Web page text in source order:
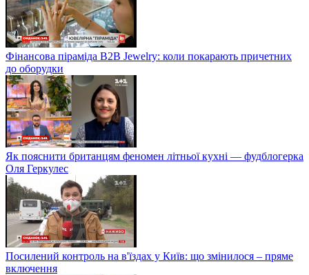
Фінансова піраміда B2B Jewelry: коли покарають причетних
до оборудки
Як пояснити британцям феномен літньої кухні — фудблогерка
Оля Геркулес
Посилений контроль на в'їздах у Київ: що змінилося – пряме
включення